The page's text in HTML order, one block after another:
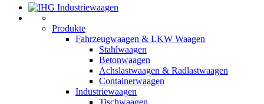
Produkte
Fahrzeugwaagen & LKW Waagen
Stahlwaagen
Betonwaagen
Achslastwaagen & Radlastwaagen
Containerwaagen
Industriewaagen
Tischwaagen